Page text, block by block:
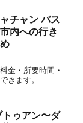
チャン バス
内への行き
金・所要時間・
きます。
トゥアン〜ダ